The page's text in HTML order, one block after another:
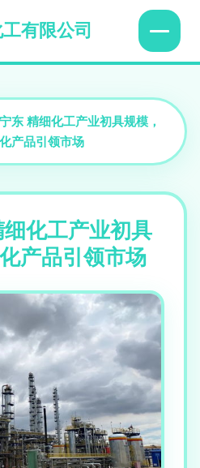
有限公司
东 精细化工产业初具规模，
产品引领市场
化工产业初具
产品引领市场